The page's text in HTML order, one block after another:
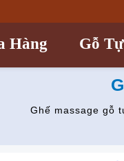
Hàng Gỗ
Ghế massage gỗ